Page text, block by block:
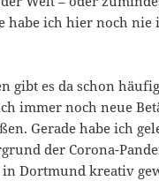
habe ich hier noch nie
gibt es da schon
immer noch neue
Gerade habe ich
der Corona-
Dortmund kreativ